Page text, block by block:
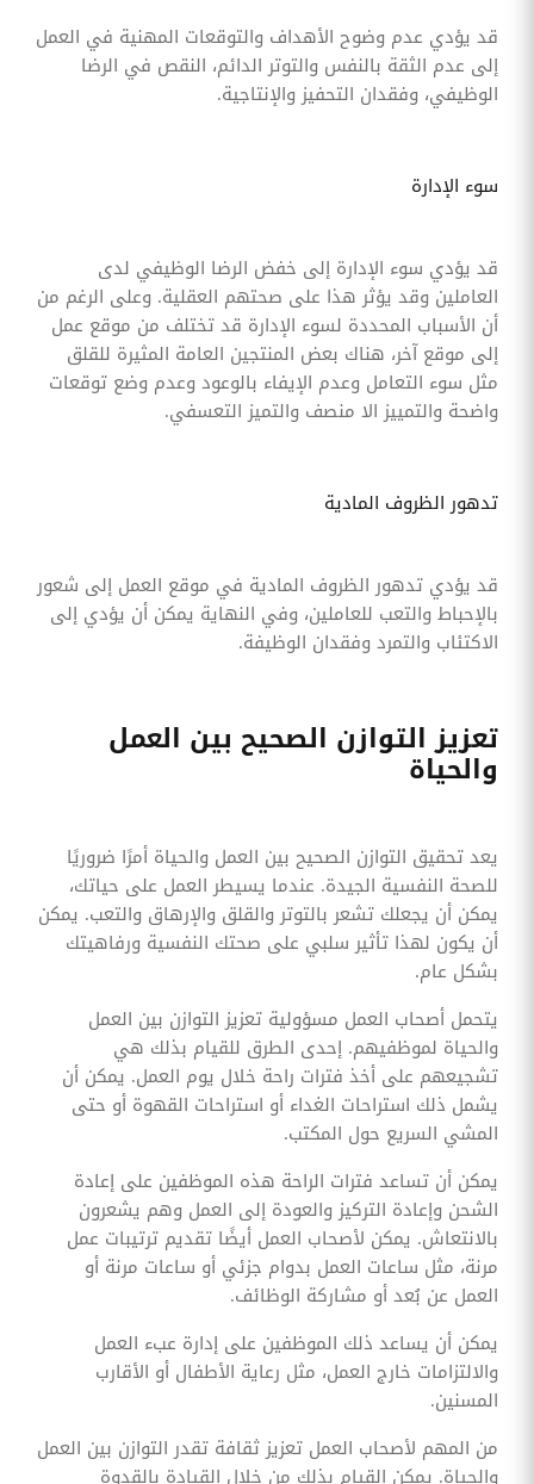
قد يؤدي عدم وضوح الأهداف والتوقعات المهنية في العمل
إلى عدم الثقة بالنفس والتوتر الدائم، النقص في الرضا
الوظيفي، وفقدان التحفيز والإنتاجية.
سوء الإدارة
قد يؤدي سوء الإدارة إلى خفض الرضا الوظيفي لدى
العاملين وقد يؤثر هذا على صحتهم العقلية. وعلى الرغم من
أن الأسباب المحددة لسوء الإدارة قد تختلف من موقع عمل
إلى موقع آخر، هناك بعض المنتجين العامة المثيرة للقلق
مثل سوء التعامل وعدم الإيفاء بالوعود وعدم وضع توقعات
واضحة والتمييز الا منصف والتميز التعسفي.
تدهور الظروف المادية
قد يؤدي تدهور الظروف المادية في موقع العمل إلى شعور
بالإحباط والتعب للعاملين، وفي النهاية يمكن أن يؤدي إلى
الاكتئاب والتمرد وفقدان الوظيفة.
تعزيز التوازن الصحيح بين العمل
والحياة
يعد تحقيق التوازن الصحيح بين العمل والحياة أمرًا ضروريًا
للصحة النفسية الجيدة. عندما يسيطر العمل على حياتك،
يمكن أن يجعلك تشعر بالتوتر والقلق والإرهاق والتعب. يمكن
أن يكون لهذا تأثير سلبي على صحتك النفسية ورفاهيتك
بشكل عام.
يتحمل أصحاب العمل مسؤولية تعزيز التوازن بين العمل
والحياة لموظفيهم. إحدى الطرق للقيام بذلك هي
تشجيعهم على أخذ فترات راحة خلال يوم العمل. يمكن أن
يشمل ذلك استراحات الغداء أو استراحات القهوة أو حتى
المشي السريع حول المكتب.
يمكن أن تساعد فترات الراحة هذه الموظفين على إعادة
الشحن وإعادة التركيز والعودة إلى العمل وهم يشعرون
بالانتعاش. يمكن لأصحاب العمل أيضًا تقديم ترتيبات عمل
مرنة، مثل ساعات العمل بدوام جزئي أو ساعات مرنة أو
العمل عن بُعد أو مشاركة الوظائف.
يمكن أن يساعد ذلك الموظفين على إدارة عبء العمل
والالتزامات خارج العمل، مثل رعاية الأطفال أو الأقارب
المسنين.
من المهم لأصحاب العمل تعزيز ثقافة تقدر التوازن بين العمل
والحياة. يمكن القيام بذلك من خلال القيادة بالقدوة